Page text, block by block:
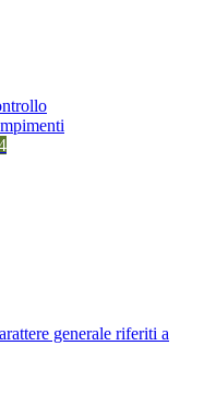
generale riferiti a